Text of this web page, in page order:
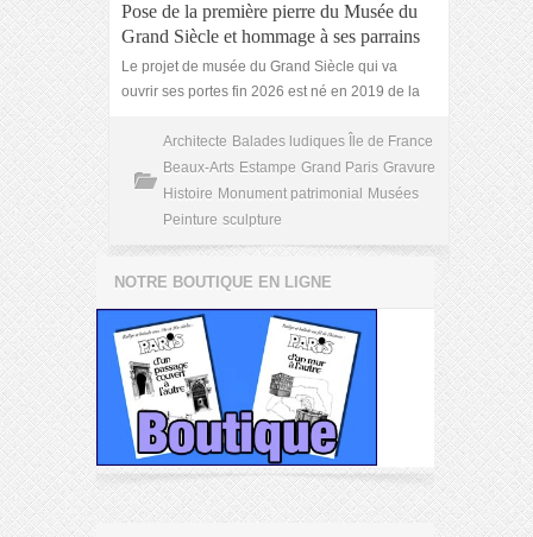
Pose de la première pierre du Musée du
Grand Siècle et hommage à ses parrains
Le projet de musée du Grand Siècle qui va
ouvrir ses portes fin 2026 est né en 2019 de la
Architecte Balades ludiques Île de France
Beaux-Arts Estampe Grand Paris Gravure
Histoire Monument patrimonial
Musées
Peinture sculpture
NOTRE BOUTIQUE EN LIGNE